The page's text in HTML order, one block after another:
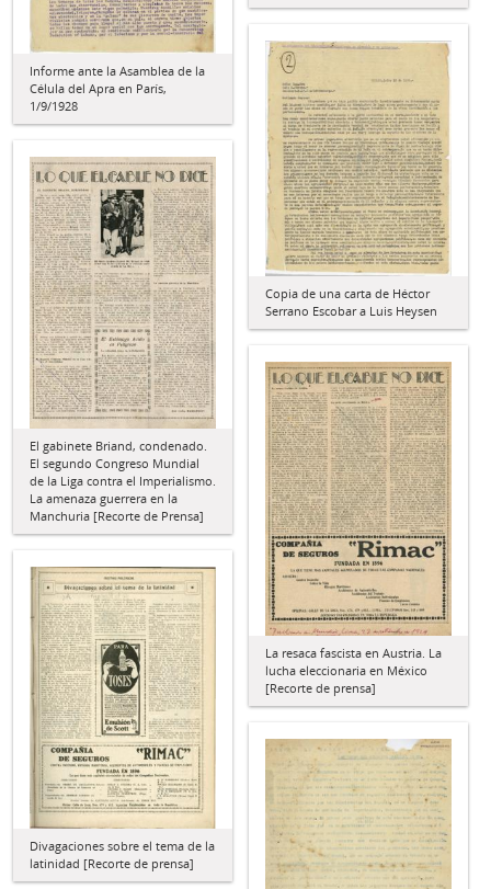
Informe ante la Asamblea de la
Célula del Apra en París,
1/9/1928
Copia de una carta de Héctor
Serrano Escobar a Luis Heysen
El gabinete Briand, condenado.
El segundo Congreso Mundial
de la Liga contra el Imperialismo.
La amenaza guerrera en la
Manchuria [Recorte de Prensa]
La resaca fascista en Austria. La
lucha eleccionaria en México
[Recorte de prensa]
Divagaciones sobre el tema de la
latinidad [Recorte de prensa]